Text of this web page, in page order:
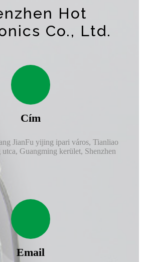
Hot
Co., Ltd.
Cím
JianFu yijing ipari város, Tianliao
utca, Guangming kerület, Shenzhen
Email